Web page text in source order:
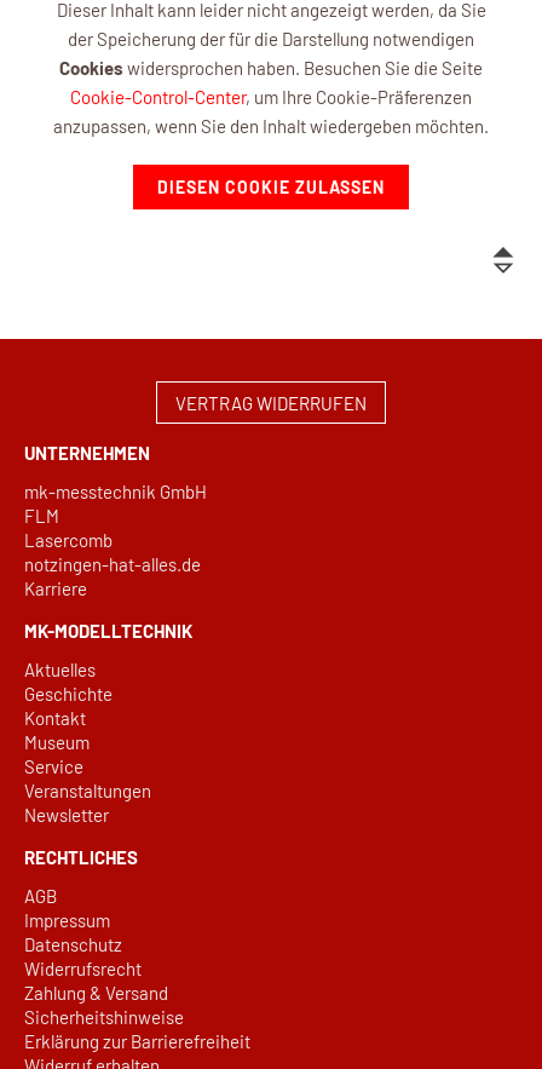
Dieser Inhalt kann leider nicht angezeigt werden, da Sie
der Speicherung der für die Darstellung notwendigen
Cookies widersprochen haben. Besuchen Sie die Seite
Cookie-Control-Center, um Ihre Cookie-Präferenzen
anzupassen, wenn Sie den Inhalt wiedergeben möchten.
DIESEN COOKIE ZULASSEN
VERTRAG WIDERRUFEN
UNTERNEHMEN
mk-messtechnik GmbH
FLM
Lasercomb
notzingen-hat-alles.de
Karriere
MK-MODELLTECHNIK
Aktuelles
Geschichte
Kontakt
Museum
Service
Veranstaltungen
Newsletter
RECHTLICHES
AGB
Impressum
Datenschutz
Widerrufsrecht
Zahlung & Versand
Sicherheitshinweise
Erklärung zur Barrierefreiheit